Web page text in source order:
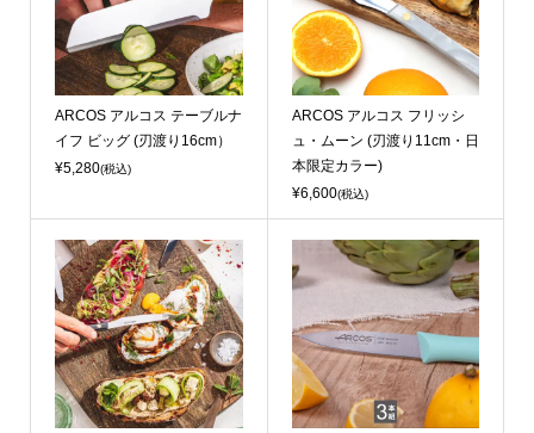
ARCOS アルコス テーブルナ
イフ ビッグ (刃渡り16cm）
¥5,280(税込)
ARCOS アルコス フリッシ
ュ・ムーン (刃渡り11cm・日
本限定カラー)
¥6,600(税込)